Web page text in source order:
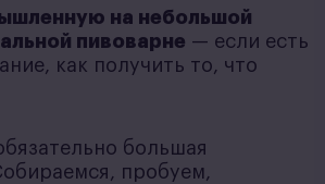
на небольшой
пивоварне — если есть
как получить то, что
большая
пробуем,